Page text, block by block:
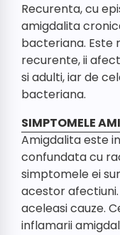
Recurenta, cu
amigdalita
bacteriana. Este
recurente, ii
si adulti, iar de
bacteriana.
SIMPTOMELE
Amigdalita este
confundata cu
simptomele ei
acestor
aceleasi cauze.
inflamarii